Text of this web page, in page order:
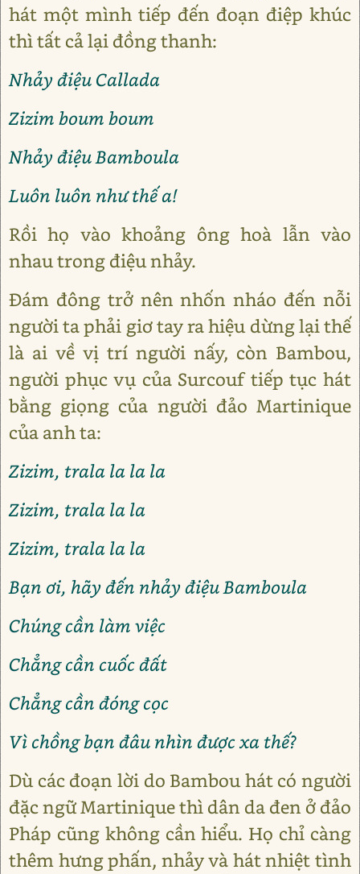
hát một mình tiếp đến đoạn điệp khúc
thì tất cả lại đồng thanh:
Nhảy điệu Callada
Zizim boum boum
Nhảy điệu Bamboula
Luôn luôn như thế a!
Rồi họ vào khoảng ông hoà lẫn vào
nhau trong điệu nhảy.
Đám đông trở nên nhốn nháo đến nỗi
người ta phải giơ tay ra hiệu dừng lại thế
là ai về vị trí người nấy, còn Bambou,
người phục vụ của Surcouf tiếp tục hát
bằng giọng của người đảo Martinique
của anh ta:
Zizim, trala la la la
Zizim, trala la la
Zizim, trala la la
Bạn ơi, hãy đến nhảy điệu Bamboula
Chúng cần làm việc
Chẳng cần cuốc đất
Chẳng cần đóng cọc
Vì chồng bạn đâu nhìn được xa thế?
Dù các đoạn lời do Bambou hát có người
đặc ngữ Martinique thì dân da đen ở đảo
Pháp cũng không cần hiểu. Họ chỉ càng
thêm hưng phấn, nhảy và hát nhiệt tình